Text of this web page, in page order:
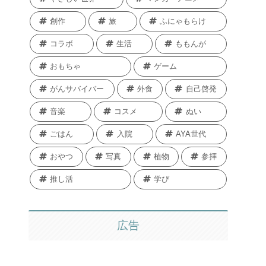
創作 旅 ふにゃもらけ
コラボ 生活 ももんが
おもちゃ ゲーム
がんサバイバー 外食 自己啓発
音楽 コスメ ぬい
ごはん 入院 AYA世代
おやつ 写真 植物 参拝
推し活 学び
広告